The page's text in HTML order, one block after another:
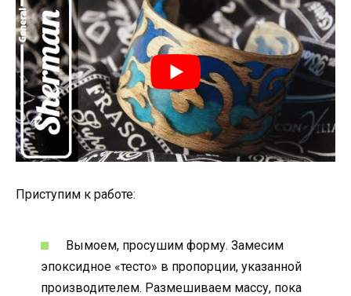
Приступим к работе:
Вымоем, просушим форму. Замесим
эпоксидное «тесто» в пропорции, указанной
производителем. Размешиваем массу, пока